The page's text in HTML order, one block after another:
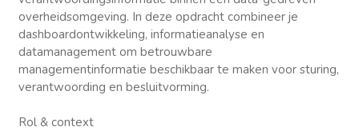
overheidsomgeving. In deze opdracht combineer je
dashboardontwikkeling, informatieanalyse en
datamanagement om betrouwbare
managementinformatie beschikbaar te maken voor sturing,
verantwoording en besluitvorming.
Rol & context